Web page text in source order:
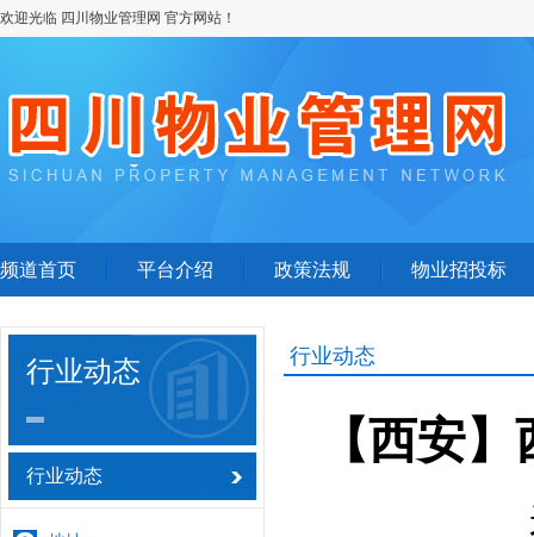
欢迎光临 四川物业管理网 官方网站！
频道首页 平台介绍 政策法规 物业招投标
行业动态
行业动态
行业动态
【西安